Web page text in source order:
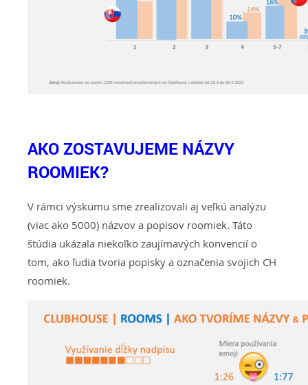
AKO ZOSTAVUJEME NÁZVY
ROOMIEK?
V rámci výskumu sme zrealizovali aj veľkú analýzu
(viac ako 5000) názvov a popisov roomiek. Táto
štúdia ukázala niekoľko zaujímavých konvencií o
tom, ako ľudia tvoria popisky a označenia svojich CH
roomiek.